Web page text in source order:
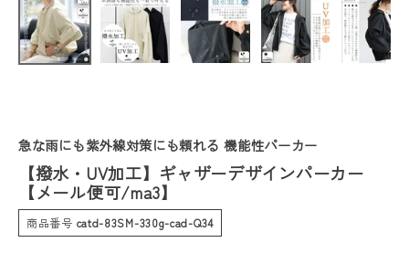
レディーストップス
会員ステージ特典プログラムについて
急な雨にも紫外線対策にも頼れる 機能性パーカー
【撥水・UV加工】ギャザーデザインパーカー
【メール便可/ma3】
商品番号 catd-83SM-330g-cad-Q34